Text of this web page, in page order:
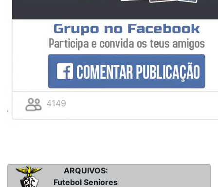
4149
ARQUIVOS:
Futebol Seniores